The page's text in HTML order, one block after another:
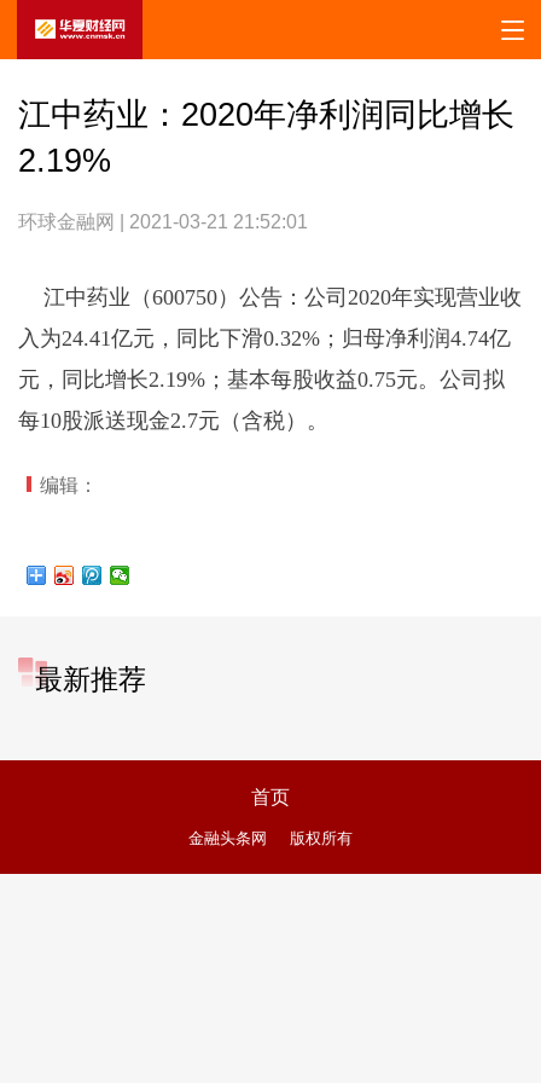
江中药业：2020年净利润同比增长
2.19%
环球金融网 | 2021-03-21 21:52:01
江中药业（600750）公告：公司2020年实现营业收
入为24.41亿元，同比下滑0.32%；归母净利润4.74亿
元，同比增长2.19%；基本每股收益0.75元。公司拟
每10股派送现金2.7元（含税）。
编辑：
最新推荐
首页
金融头条网 版权所有